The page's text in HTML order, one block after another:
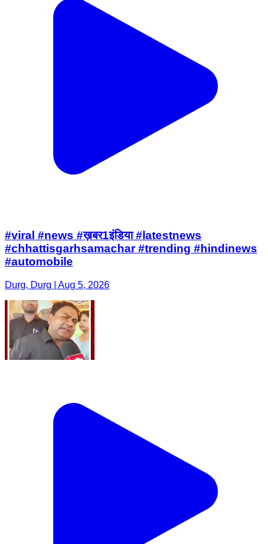
#viral #news #ख़बर1इंडिया #latestnews
#chhattisgarhsamachar #trending #hindinews
#automobile
Durg, Durg | Aug 5, 2026